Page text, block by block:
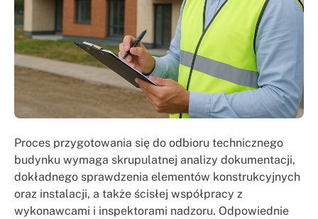
Proces przygotowania się do odbioru technicznego
budynku wymaga skrupulatnej analizy dokumentacji,
dokładnego sprawdzenia elementów konstrukcyjnych
oraz instalacji, a także ścisłej współpracy z
wykonawcami i inspektorami nadzoru. Odpowiednie